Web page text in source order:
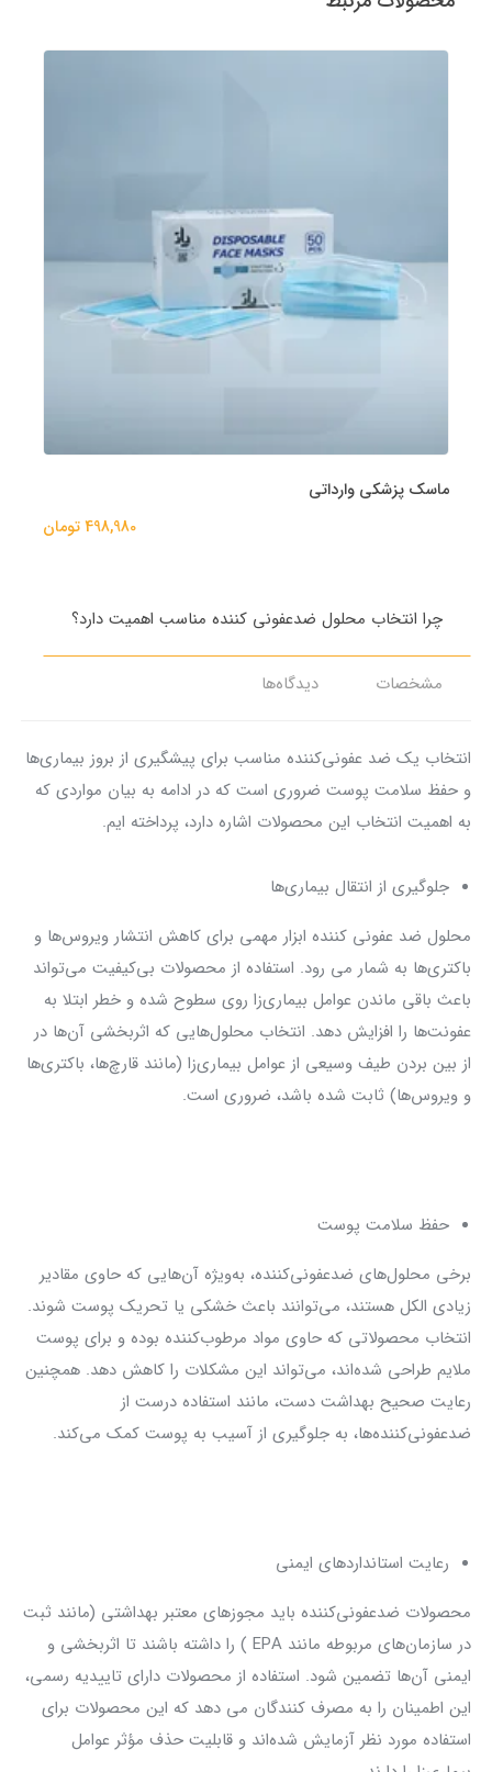
ماسک پزشکی وارداتی
498,980 تومان
چرا انتخاب محلول ضدعفونی کننده مناسب اهمیت دارد؟
مشخصات دیدگاه‌ها
انتخاب یک ضد عفونی‌کننده مناسب برای پیشگیری از بروز بیماری‌ها
و حفظ سلامت پوست ضروری است که در ادامه به بیان مواردی که
به اهمیت انتخاب این محصولات اشاره دارد، پرداخته ایم.
جلوگیری از انتقال بیماری‌ها
محلول‌ ضد عفونی ‌کننده ابزار مهمی برای کاهش انتشار ویروس‌ها و
باکتری‌ها به شمار می رود. استفاده از محصولات بی‌کیفیت می‌تواند
باعث باقی ماندن عوامل بیماری‌زا روی سطوح شده و خطر ابتلا به
عفونت‌ها را افزایش دهد. انتخاب محلول‌هایی که اثربخشی آن‌ها در
از بین بردن طیف وسیعی از عوامل بیماری‌زا (مانند قارچ‌ها، باکتری‌ها
و ویروس‌ها) ثابت شده باشد، ضروری است.
حفظ سلامت پوست
برخی محلول‌های ضدعفونی‌کننده، به‌ویژه آن‌هایی که حاوی مقادیر
زیادی الکل هستند، می‌توانند باعث خشکی یا تحریک پوست شوند.
انتخاب محصولاتی که حاوی مواد مرطوب‌کننده بوده و برای پوست
ملایم طراحی شده‌اند، می‌تواند این مشکلات را کاهش دهد. همچنین
رعایت صحیح بهداشت دست، مانند استفاده درست از
ضدعفونی‌کننده‌ها، به جلوگیری از آسیب به پوست کمک می‌کند.
رعایت استانداردهای ایمنی
محصولات ضدعفونی‌کننده باید مجوزهای معتبر بهداشتی (مانند ثبت
در سازمان‌های مربوطه مانند EPA ) را داشته باشند تا اثربخشی و
ایمنی آن‌ها تضمین شود. استفاده از محصولات دارای تاییدیه رسمی،
این اطمینان را به مصرف کنندگان می دهد که این محصولات برای
استفاده مورد نظر آزمایش شده‌اند و قابلیت حذف مؤثر عوامل